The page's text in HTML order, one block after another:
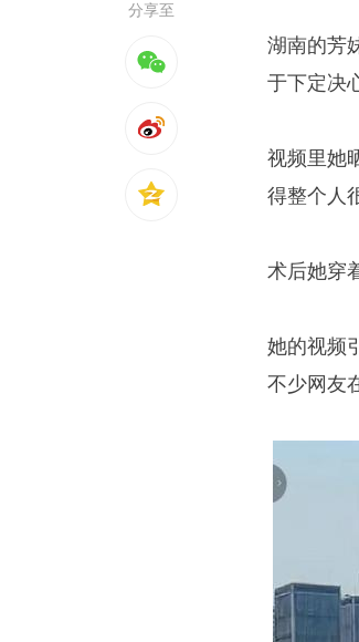
分享至
湖南的芳
于下定决
视频里她
得整个人
术后她穿
她的视频
不少网友